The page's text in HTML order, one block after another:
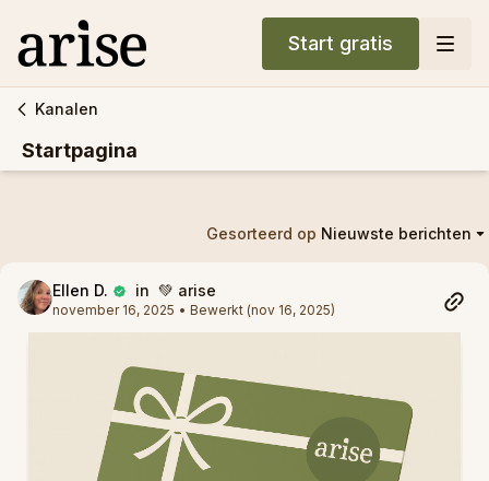
Start gratis
Kanalen
Startpagina
Gesorteerd op Nieuwste berichten
Ellen D. in 💚 arise
november 16, 2025 • Bewerkt (nov 16, 2025)